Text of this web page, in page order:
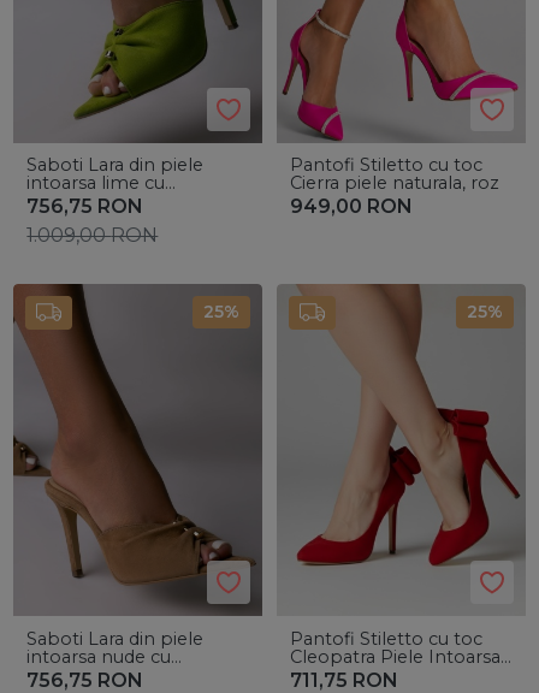
Saboti Lara din piele
intoarsa lime cu
accesoriu argintiu
756,75 RON
1.009,00RON
Pantofi Stiletto cu toc
Cierra piele naturala, roz
949,00 RON
25%
Saboti Lara din piele
intoarsa nude cu
accesoriu auriu
756,75 RON
25%
Pantofi Stiletto cu toc
Cleopatra Piele Intoarsa
de dama
711,75 RON